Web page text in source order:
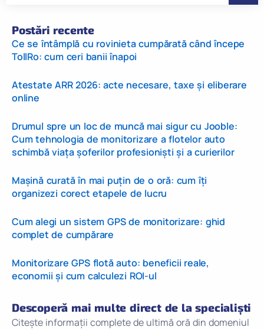
Postări recente
Ce se întâmplă cu rovinieta cumpărată când începe
TollRo: cum ceri banii înapoi
Atestate ARR 2026: acte necesare, taxe și eliberare
online
Drumul spre un loc de muncă mai sigur cu Jooble:
Cum tehnologia de monitorizare a flotelor auto
schimbă viața șoferilor profesioniști și a curierilor
Mașină curată în mai puțin de o oră: cum îți
organizezi corect etapele de lucru
Cum alegi un sistem GPS de monitorizare: ghid
complet de cumpărare
Monitorizare GPS flotă auto: beneficii reale,
economii și cum calculezi ROI-ul
Descoperă mai multe direct de la specialiști
Citește informații complete de ultimă oră din domeniul